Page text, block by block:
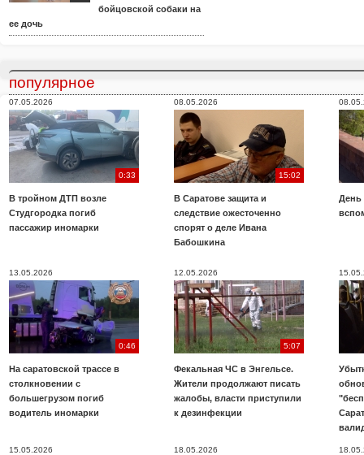
бойцовской собаки на
ее дочь
популярное
07.05.2026
0:33
В тройном ДТП возле
Студгородка погиб
пассажир иномарки
08.05.2026
15:02
В Саратове защита и
следствие ожесточенно
спорят о деле Ивана
Бабошкина
День
13.05.2026
0:46
На саратовской трассе в
столкновении с
большегрузом погиб
водитель иномарки
12.05.2026
5:07
Фекальная ЧС в Энгельсе.
Жители продолжают писать
жалобы, власти приступили
к дезинфекции
15.05.2026 18.05.2026